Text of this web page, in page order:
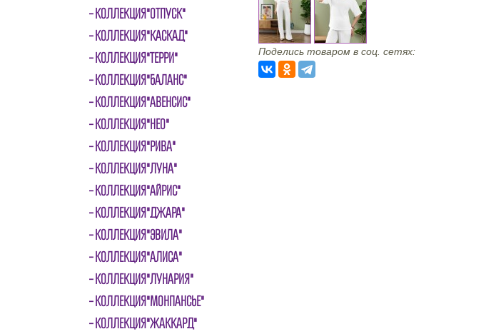
КОЛЛЕКЦИЯ"ОТПУСК"
КОЛЛЕКЦИЯ"КАСКАД"
КОЛЛЕКЦИЯ"ТЕРРИ"
КОЛЛЕКЦИЯ"БАЛАНС"
КОЛЛЕКЦИЯ"АВЕНСИС"
КОЛЛЕКЦИЯ"НЕО"
КОЛЛЕКЦИЯ"РИВА"
КОЛЛЕКЦИЯ"ЛУНА"
КОЛЛЕКЦИЯ"АЙРИС"
КОЛЛЕКЦИЯ"ДЖАРА"
КОЛЛЕКЦИЯ"ЭВИЛА"
КОЛЛЕКЦИЯ"АЛИСА"
КОЛЛЕКЦИЯ"ЛУНАРИЯ"
КОЛЛЕКЦИЯ"МОНПАНСЬЕ"
КОЛЛЕКЦИЯ"ЖАККАРД"
Поделись товаром в соц. сетях: